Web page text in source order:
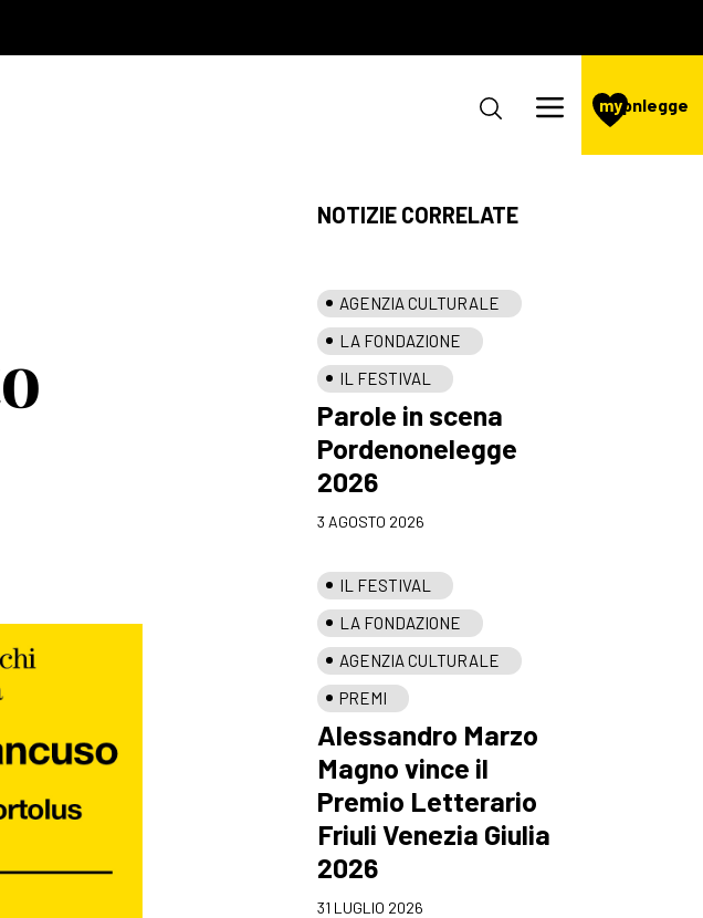
mypnlegge
NOTIZIE CORRELATE
AGENZIA CULTURALE
LA FONDAZIONE
IL FESTIVAL
Parole in scena
Pordenonelegge
2026
3 AGOSTO 2026
IL FESTIVAL
LA FONDAZIONE
AGENZIA CULTURALE
PREMI
Alessandro Marzo
Magno vince il
Premio Letterario
Friuli Venezia Giulia
2026
31 LUGLIO 2026